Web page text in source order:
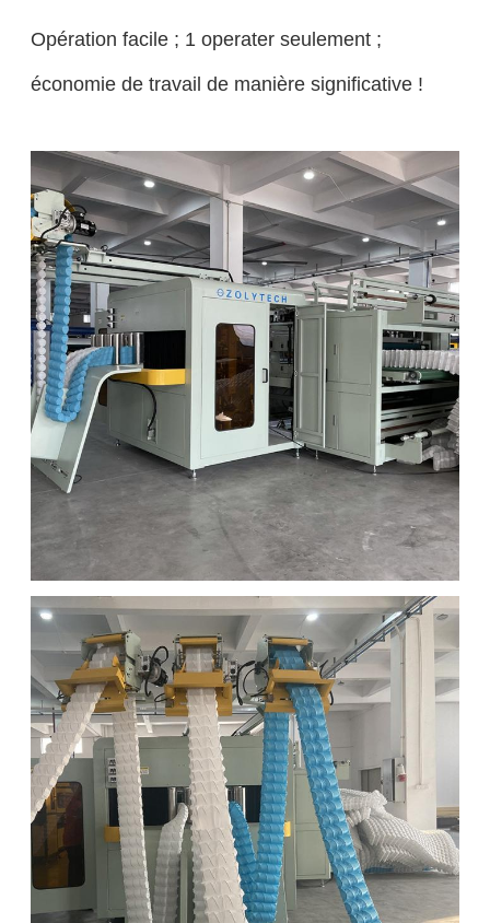
Opération facile ; 1 operater seulement ;
économie de travail de manière significative !